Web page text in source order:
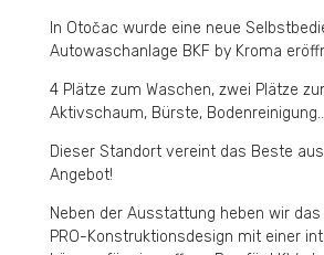
In Otočac wurde eine neue
Autowaschanlage BKF by Kroma
4 Plätze zum Waschen, zwei Plätze
Aktivschaum, Bürste,
Dieser Standort vereint das Beste
Angebot!
Neben der Ausstattung heben wir
PRO-Konstruktionsdesign mit einer